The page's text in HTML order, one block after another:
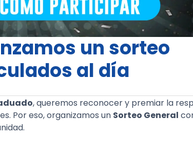
un sorteo
al día
, queremos reconocer y premiar la
Por eso, organizamos un Sorteo General